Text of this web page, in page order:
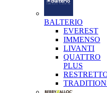
BALTERIO
EVEREST
IMMENSO
LIVANTI
QUATTRO
PLUS